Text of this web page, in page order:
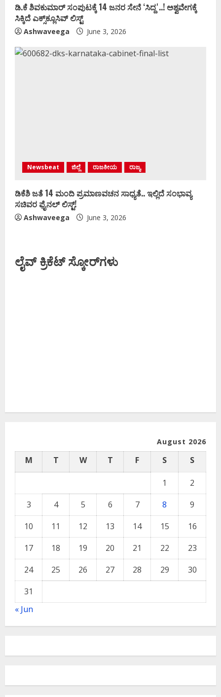
ಡಿ.ಕೆ ಶಿವಕುಮಾರ್‌ ಸಂಪುಟಕ್ಕೆ 14 ಜನರ ಸೇನೆ ʻಸಿದ್ದʼ..! ಅಶ್ವವೇಗಕ್ಕೆ
ಸಿಕ್ಕಿದೆ ಎಕ್ಸ್‌ಕ್ಲೂಸಿವ್‌ ಲಿಸ್ಟ್‌
Ashwaveega June 3, 2026
Newsbeat ಜಿಲ್ಲೆ ರಾಜಕೀಯ ರಾಜ್ಯ
ಡಿಕೆಶಿ ಜತೆ 14 ಮಂದಿ ಪ್ರಮಾಣವಚನ ಸಾಧ್ಯತೆ.. ಇಲ್ಲಿದೆ ಸಂಭಾವ್ಯ
ಸಚಿವರ ಫೈನಲ್ ಲಿಸ್ಟ್‌!
Ashwaveega June 3, 2026
ಲೈವ್ ಕ್ರಿಕೆಟ್ ಸ್ಕೋರ್‌ಗಳು
August 2026
M T W T F S S
1
2
3
4 5 6 7 8
9
10
11 12 13 14 15
16
17
18 19 20 21 22
23
24
25 26 27 28 29
30
31
« Jun